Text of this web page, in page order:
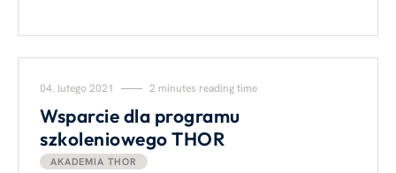
04. lutego 2021 2 minutes reading time
Wsparcie dla programu
szkoleniowego THOR
AKADEMIA THOR